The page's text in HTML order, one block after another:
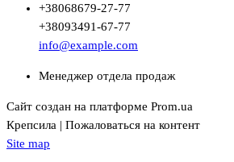
+38068679-27-77
+38093491-67-77
info@example.com
Менеджер отдела продаж
Сайт создан на платформе Prom.ua
Крепсила | Пожаловаться на контент
Site map